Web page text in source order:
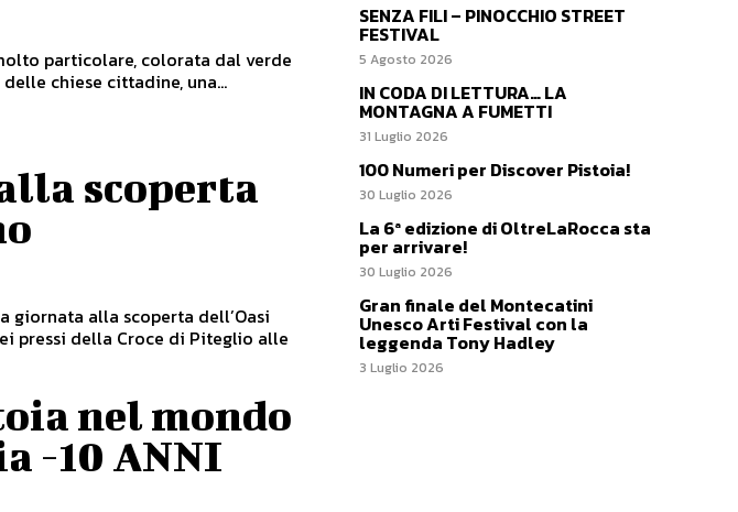
particolare, colorata dal verde
chiese cittadine, una...
scoperta
giornata alla scoperta dell’Oasi
pressi della Croce di Piteglio alle
nel mondo
-10 ANNI
SENZA FILI – PINOCCHIO STREET
FESTIVAL
5 Agosto 2026
IN CODA DI LETTURA… LA
MONTAGNA A FUMETTI
31 Luglio 2026
100 Numeri per Discover Pistoia!
30 Luglio 2026
La 6ª edizione di OltreLaRocca sta
per arrivare!
30 Luglio 2026
Gran finale del Montecatini
Unesco Arti Festival con la
leggenda Tony Hadley
3 Luglio 2026